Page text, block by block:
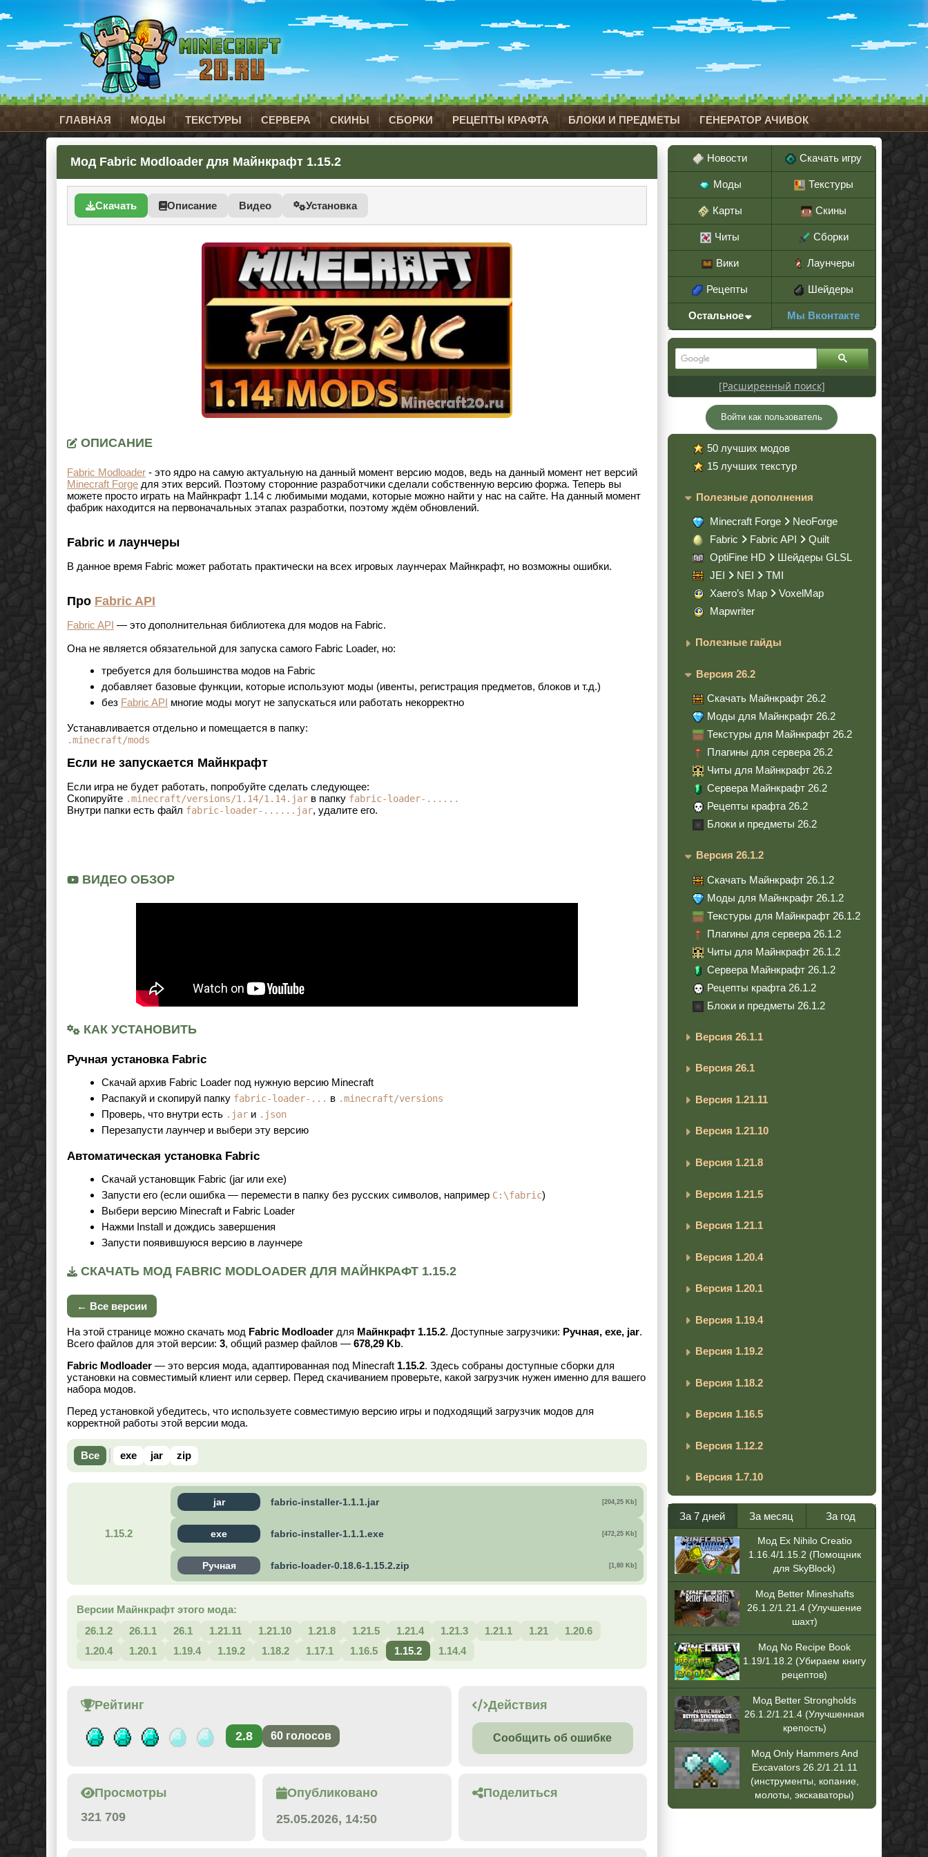
ГЛАВНАЯ МОДЫ ТЕКСТУРЫ СЕРВЕРА СКИНЫ СБОРКИ РЕЦЕПТЫ КРАФТА БЛОКИ И ПРЕДМЕТЫ ГЕНЕРАТОР АЧИВОК
Мод Fabric Modloader для Майнкрафт 1.15.2
Скачать Описание Видео Установка
ОПИСАНИЕ
Fabric Modloader - это ядро на самую актуальную на данный момент версию модов, ведь на данный момент нет версий
Minecraft Forge для этих версий. Поэтому сторонние разработчики сделали собственную версию форжа. Теперь вы
можете просто играть на Майнкрафт 1.14 с любимыми модами, которые можно найти у нас на сайте. На данный момент
фабрик находится на первоначальных этапах разработки, поэтому ждём обновлений.
Fabric и лаунчеры
В данное время Fabric может работать практически на всех игровых лаунчерах Майнкрафт, но возможны ошибки.
Про Fabric API
Fabric API — это дополнительная библиотека для модов на Fabric.
Она не является обязательной для запуска самого Fabric Loader, но:
требуется для большинства модов на Fabric
добавляет базовые функции, которые используют моды (ивенты, регистрация предметов, блоков и т.д.)
без Fabric API многие моды могут не запускаться или работать некорректно
Устанавливается отдельно и помещается в папку:
.minecraft/mods
Если не запускается Майнкрафт
Если игра не будет работать, попробуйте сделать следующее:
Скопируйте .minecraft/versions/1.14/1.14.jar в папку fabric-loader-......
Внутри папки есть файл fabric-loader-......jar, удалите его.
ВИДЕО ОБЗОР
КАК УСТАНОВИТЬ
Ручная установка Fabric
Скачай архив Fabric Loader под нужную версию Minecraft
Распакуй и скопируй папку fabric-loader-... в .minecraft/versions
Проверь, что внутри есть .jar и .json
Перезапусти лаунчер и выбери эту версию
Автоматическая установка Fabric
Скачай установщик Fabric (jar или exe)
Запусти его (если ошибка — перемести в папку без русских символов, например C:\fabric)
Выбери версию Minecraft и Fabric Loader
Нажми Install и дождись завершения
Запусти появившуюся версию в лаунчере
СКАЧАТЬ МОД FABRIC MODLOADER ДЛЯ МАЙНКРАФТ 1.15.2
← Все версии
На этой странице можно скачать мод Fabric Modloader для Майнкрафт 1.15.2. Доступные загрузчики: Ручная, exe, jar.
Всего файлов для этой версии: 3, общий размер файлов — 678,29 Kb.
Fabric Modloader — это версия мода, адаптированная под Minecraft 1.15.2. Здесь собраны доступные сборки для
установки на совместимый клиент или сервер. Перед скачиванием проверьте, какой загрузчик нужен именно для вашего
набора модов.
Перед установкой убедитесь, что используете совместимую версию игры и подходящий загрузчик модов для
корректной работы этой версии мода.
Все exe jar zip
1.15.2
jar fabric-installer-1.1.1.jar [204,25 Kb]
exe fabric-installer-1.1.1.exe [472,25 Kb]
Ручная fabric-loader-0.18.6-1.15.2.zip [1,80 Kb]
Версии Майнкрафт этого мода:
26.1.2
26.1.1 26.1 1.21.11 1.21.10 1.21.8 1.21.5 1.21.4 1.21.3 1.21.1 1.21
1.20.6
1.20.4
1.20.1 1.19.4 1.19.2 1.18.2 1.17.1 1.16.5 1.15.2 1.14.4
Рейтинг
2.8 60 голосов
Действия
Сообщить об ошибке
Просмотры
321 709
Опубликовано
25.05.2026, 14:50
Поделиться
Новости Скачать игру
Моды Текстуры
Карты Скины
Читы Сборки
Вики Лаунчеры
Рецепты Шейдеры
Остальное Мы Вконтакте
[Расширенный поиск]
Войти как пользователь
50 лучших модов
15 лучших текстур
Полезные дополнения
Minecraft Forge
NeoForge
Fabric
Fabric API
Quilt
OptiFine HD
Шейдеры GLSL
JEI
NEI
TMI
Xaero’s Map
VoxelMap
Mapwriter
Полезные гайды
Версия 26.2
Скачать Майнкрафт 26.2
Моды для Майнкрафт 26.2
Текстуры для Майнкрафт 26.2
Плагины для сервера 26.2
Читы для Майнкрафт 26.2
Сервера Майнкрафт 26.2
Рецепты крафта 26.2
Блоки и предметы 26.2
Версия 26.1.2
Скачать Майнкрафт 26.1.2
Моды для Майнкрафт 26.1.2
Текстуры для Майнкрафт 26.1.2
Плагины для сервера 26.1.2
Читы для Майнкрафт 26.1.2
Сервера Майнкрафт 26.1.2
Рецепты крафта 26.1.2
Блоки и предметы 26.1.2
Версия 26.1.1
Версия 26.1
Версия 1.21.11
Версия 1.21.10
Версия 1.21.8
Версия 1.21.5
Версия 1.21.1
Версия 1.20.4
Версия 1.20.1
Версия 1.19.4
Версия 1.19.2
Версия 1.18.2
Версия 1.16.5
Версия 1.12.2
Версия 1.7.10
За 7 дней За месяц За год
Мод Ex Nihilo Creatio
1.16.4/1.15.2 (Помощник
для SkyBlock)
Мод Better Mineshafts
26.1.2/1.21.4 (Улучшение
шахт)
Мод No Recipe Book
1.19/1.18.2 (Убираем книгу
рецептов)
Мод Better Strongholds
26.1.2/1.21.4 (Улучшенная
крепость)
Мод Only Hammers And
Excavators 26.2/1.21.11
(инструменты, копание,
молоты, экскаваторы)